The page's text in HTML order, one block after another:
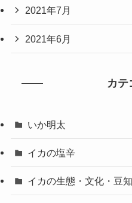
2021年7月
2021年6月
カテ
いか明太
イカの塩辛
イカの生態・文化・豆